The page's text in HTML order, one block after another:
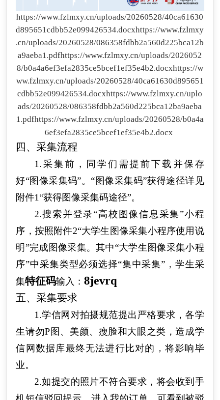
https://www.fzlmxy.cn/uploads/20260528/40ca61630
d895651cdbb52e099426534.docxhttps://www.fzlmxy
.cn/uploads/20260528/086358fdbb2a560d225bca12b
a9aeba1.pdfhttps://www.fzlmxy.cn/uploads/2026052
8/b0a4a6ef3efa2835ce5bcef1ef35e4b2.docxhttps://w
ww.fzlmxy.cn/uploads/20260528/40ca61630d895651
cdbb52e099426534.docxhttps://www.fzlmxy.cn/uplo
ads/20260528/086358fdbb2a560d225bca12ba9aeba
1.pdfhttps://www.fzlmxy.cn/uploads/20260528/b0a4a
6ef3efa2835ce5bcef1ef35e4b2.docx
四、采集流程
1.采集前，同学们需提前下载并保存
好“图像采集码”。“图像采集码”获得途径详见
附件1“获得图像采集码途径”。
2.搜索并登录“高校图像信息采集”小程
序，按照附件2“大学生图像采集小程序使用说
明”完成图像采集。其中“大学生图像采集小程
序”中采集类型必须选择“集中采集”，学生采
集特征码输入：8jevrq
五、采集要求
1.学信网对拍摄规范提出严格要求，各学
生请勿P图、美颜、瘦脸和大眼之类，造成学
信网数据库最终无法进行比对的，将影响毕
业。
2.如提交的照片不符合要求，将会收到手